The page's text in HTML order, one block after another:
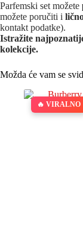
Parfemski set možete
možete poručiti i
kontakt podatke).
Istražite
kolekcije.
Možda će vam se
🔥 VIRALNO